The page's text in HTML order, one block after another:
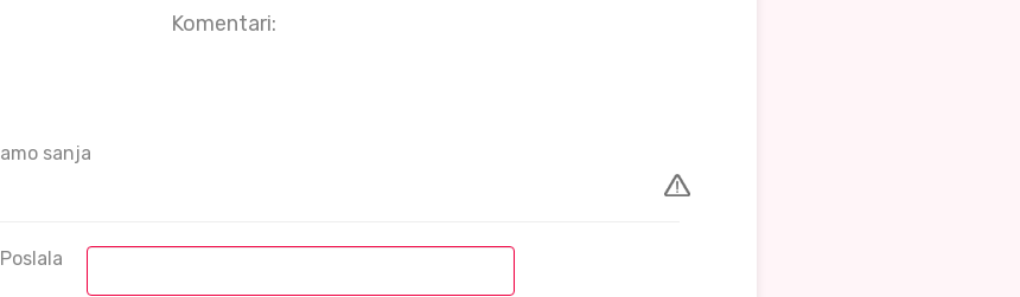
Komentari:
sanja